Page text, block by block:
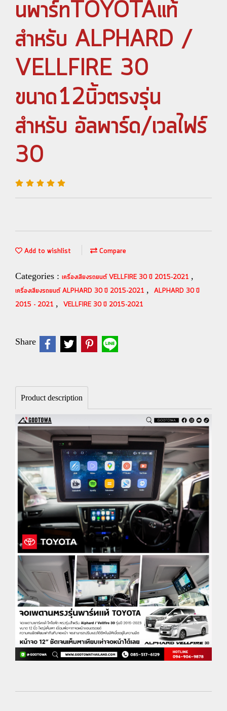
นพาร์ทTOYOTAแท้
สำหรับ ALPHARD /
VELLFIRE 30
ขนาด12นิ้วตรงรุ่น
สำหรับ อัลพาร์ด/เวลไฟร์
30
Add to wishlist Compare
Categories : เครื่องเสียงรถยนต์ VELLFIRE 30 ปี 2015-2021 ,
เครื่องเสียงรถยนต์ ALPHARD 30 ปี 2015-2021 , ALPHARD 30 ปี
2015 - 2021 , VELLFIRE 30 ปี 2015-2021
Share
Product description